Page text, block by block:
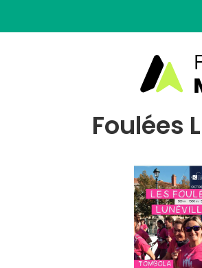
Foulées